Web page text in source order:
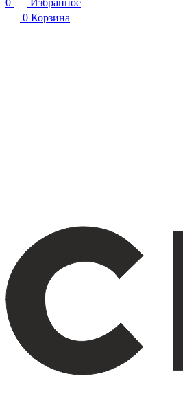
0
Избранное
0 Корзина